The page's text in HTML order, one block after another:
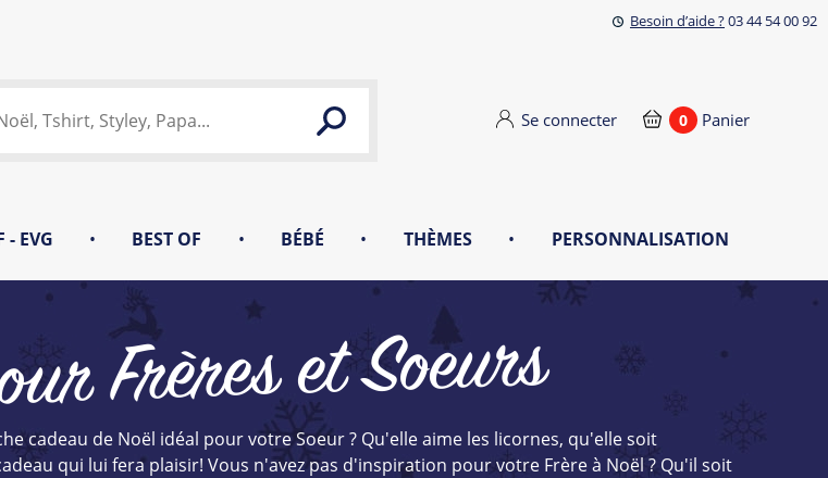
Besoin d’aide ?03 44 54 00 92
Se connecter 0 Panier
- EVG • BEST OF • BÉBÉ • THÈMES • PERSONNALISATION
Frères et Soeurs
cadeau de Noël idéal pour votre Soeur ? Qu'elle aime les licornes, qu'elle soit
qui lui fera plaisir! Vous n'avez pas d'inspiration pour votre Frère à Noël ? Qu'il soit